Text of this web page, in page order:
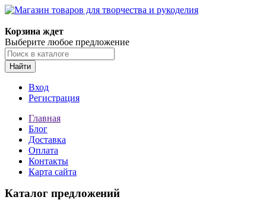
Корзина ждет
Выберите любое предложение
Найти
Вход
Регистрация
Главная
Блог
Доставка
Оплата
Контакты
Карта сайта
Каталог предложений